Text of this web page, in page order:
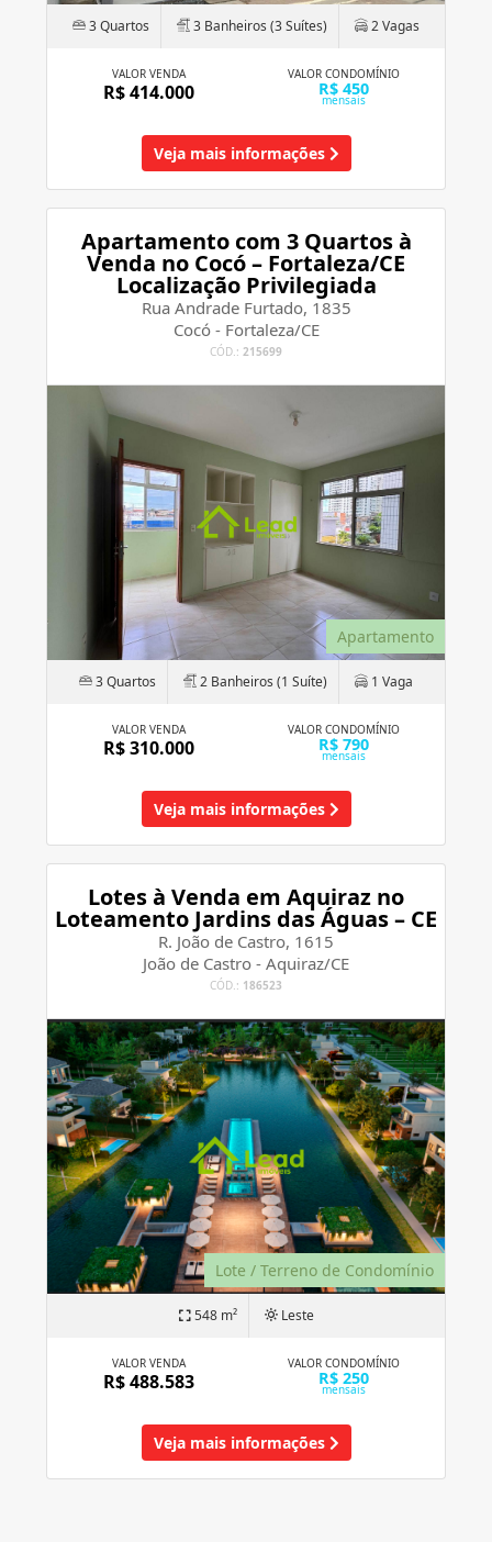
3 Quartos 3 Banheiros (3 Suítes) 2 Vagas
VALOR VENDA
R$ 414.000
VALOR CONDOMÍNIO
R$ 450
mensais
Veja mais informações
Apartamento com 3 Quartos à
Venda no Cocó – Fortaleza/CE
Localização Privilegiada
Rua Andrade Furtado, 1835
Cocó - Fortaleza/CE
CÓD.: 215699
Apartamento
3 Quartos 2 Banheiros (1 Suíte) 1 Vaga
VALOR VENDA
R$ 310.000
VALOR CONDOMÍNIO
R$ 790
mensais
Veja mais informações
Lotes à Venda em Aquiraz no
Loteamento Jardins das Águas – CE
R. João de Castro, 1615
João de Castro - Aquiraz/CE
CÓD.: 186523
Lote / Terreno de Condomínio
548 m² Leste
VALOR VENDA
R$ 488.583
VALOR CONDOMÍNIO
R$ 250
mensais
Veja mais informações